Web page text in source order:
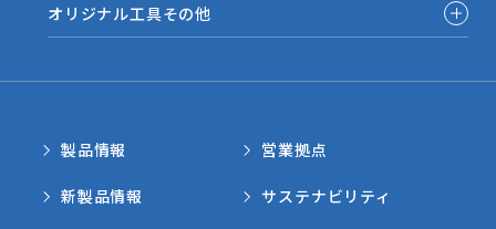
オリジナル工具その他
製品情報
新製品情報
営業拠点
サステナビリティ